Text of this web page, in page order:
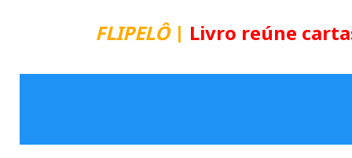
FLIPELÔ| Livro reúne